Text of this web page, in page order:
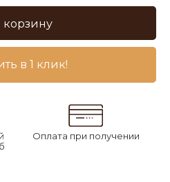
корзину
в 1 клик!
Оплата при получении